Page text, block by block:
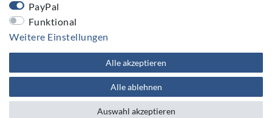
Hiermit bestätige ich, dass ich die
gelesen habe. Meine Einwilligung kann ich jederzeit widerrufen.**
** Hierbei handelt es sich um ein Pflichtfeld.
PayPal
Funktional
Weitere Einstellungen
Alle akzeptieren
Alle ablehnen
Auswahl akzeptieren